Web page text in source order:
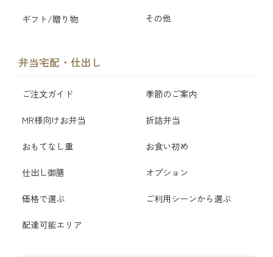
ギフト/贈り物 その他
弁当宅配・仕出し
ご注文ガイド 季節のご案内
MR様向けお弁当 折詰弁当
おもてなし重 お食い初め
仕出し御膳 オプション
価格で選ぶ ご利用シーンから選ぶ
配達可能エリア